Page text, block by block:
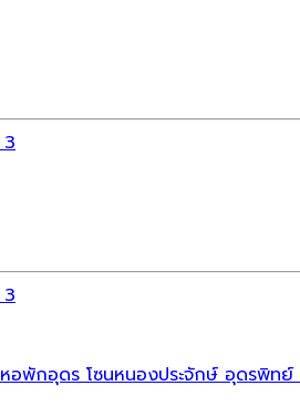
3
3
พักอุดร โซนหนองประจักษ์ อุดรพิทย์